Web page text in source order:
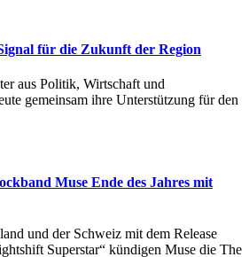
für die Zukunft der Region
aus Politik, Wirtschaft und
gemeinsam ihre Unterstützung für den
Muse Ende des Jahres mit
und der Schweiz mit dem Release
Superstar“ kündigen Muse die The